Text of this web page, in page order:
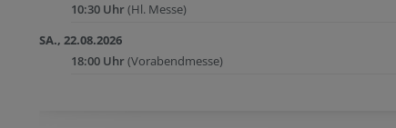
10:30 Uhr(Hl. Messe)
SA., 22.08.2026
18:00 Uhr(Vorabendmesse)